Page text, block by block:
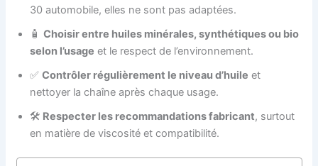
30 automobile, elles ne sont pas adaptées.
🧴Choisir entre huiles minérales, synthétiques ou bio
selon l’usage et le respect de l’environnement.
✅Contrôler régulièrement le niveau d’huile et
nettoyer la chaîne après chaque usage.
🛠️ Respecter les recommandations fabricant, surtout
en matière de viscosité et compatibilité.